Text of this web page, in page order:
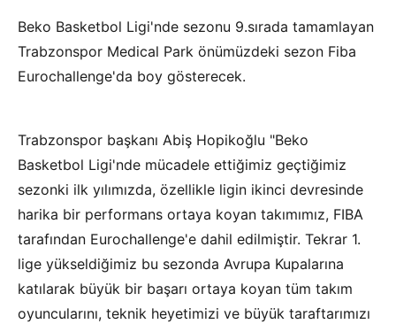
Beko Basketbol Ligi'nde sezonu 9.sırada tamamlayan
Trabzonspor Medical Park önümüzdeki sezon Fiba
Eurochallenge'da boy gösterecek.
Trabzonspor başkanı Abiş Hopikoğlu "Beko
Basketbol Ligi'nde mücadele ettiğimiz geçtiğimiz
sezonki ilk yılımızda, özellikle ligin ikinci devresinde
harika bir performans ortaya koyan takımımız, FIBA
tarafından Eurochallenge'e dahil edilmiştir. Tekrar 1.
lige yükseldiğimiz bu sezonda Avrupa Kupalarına
katılarak büyük bir başarı ortaya koyan tüm takım
oyuncularını, teknik heyetimizi ve büyük taraftarımızı